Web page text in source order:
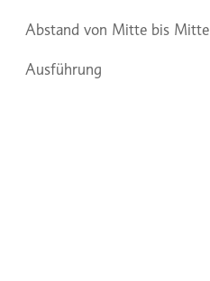
Abstand von Mitte bis Mitte
Ausführung